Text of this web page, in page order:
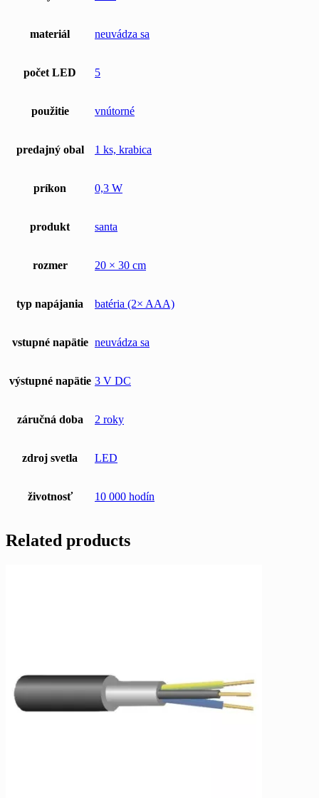
materiál neuvádza sa
počet LED 5
použitie vnútorné
predajný obal 1 ks, krabica
príkon 0,3 W
produkt santa
rozmer 20 × 30 cm
typ napájania batéria (2× AAA)
vstupné napätie neuvádza sa
výstupné napätie 3 V DC
záručná doba 2 roky
zdroj svetla LED
životnosť 10 000 hodín
Related products